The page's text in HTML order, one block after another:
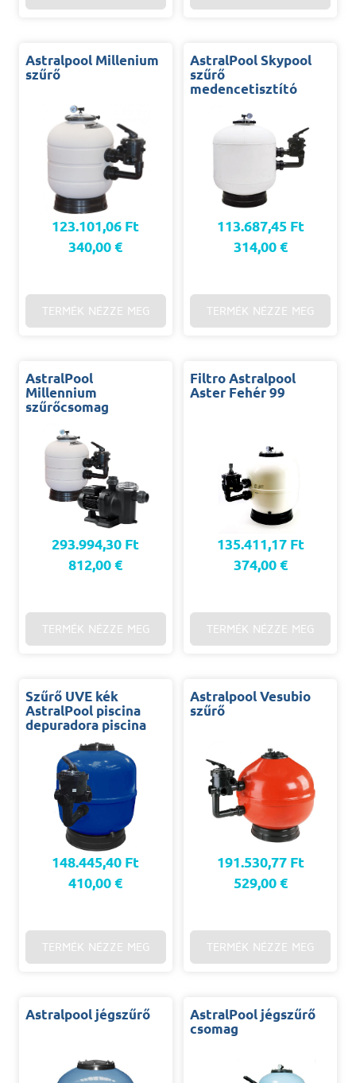
Astralpool Millenium
szűrő
123.101,06 Ft
340,00 €
TERMÉK NÉZZE MEG
AstralPool Skypool
szűrő
medencetisztító
113.687,45 Ft
314,00 €
TERMÉK NÉZZE MEG
AstralPool
Millennium
szűrőcsomag
293.994,30 Ft
812,00 €
TERMÉK NÉZZE MEG
Filtro Astralpool
Aster Fehér 99
135.411,17 Ft
374,00 €
TERMÉK NÉZZE MEG
Szűrő UVE kék
AstralPool piscina
depuradora piscina
148.445,40 Ft
410,00 €
TERMÉK NÉZZE MEG
Astralpool Vesubio
szűrő
191.530,77 Ft
529,00 €
TERMÉK NÉZZE MEG
Astralpool jégszűrő
AstralPool jégszűrő
csomag